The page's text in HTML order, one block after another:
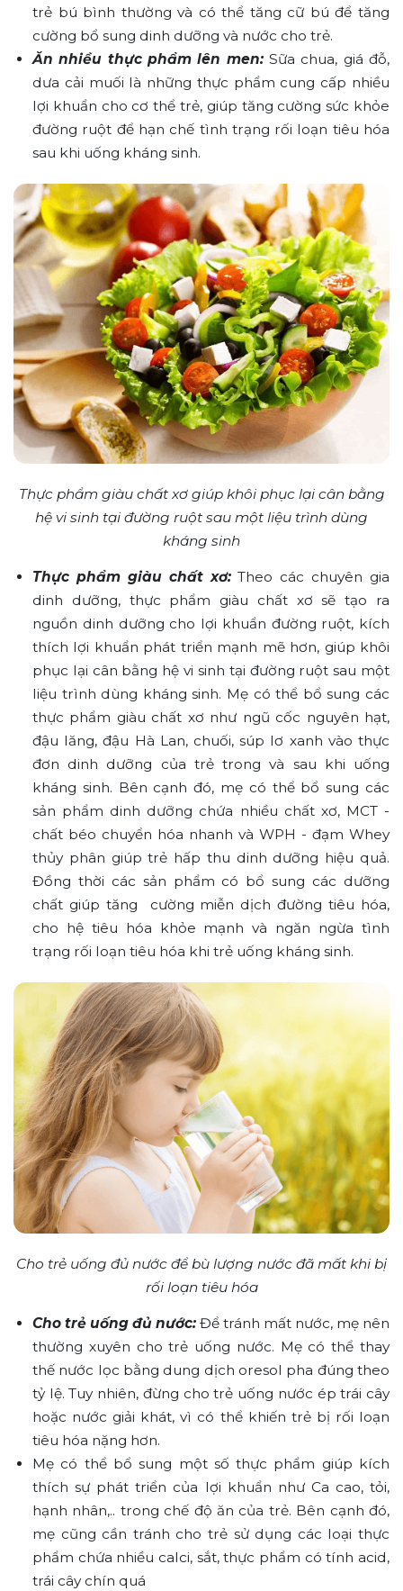
trẻ bú bình thường và có thể tăng cữ bú để tăng
cường bổ sung dinh dưỡng và nước cho trẻ.
Ăn nhiều thực phẩm lên men: Sữa chua, giá đỗ,
dưa cải muối là những thực phẩm cung cấp nhiều
lợi khuẩn cho cơ thể trẻ, giúp tăng cường sức khỏe
đường ruột để hạn chế tình trạng rối loạn tiêu hóa
sau khi uống kháng sinh.
Thực phẩm giàu chất xơ giúp khôi phục lại cân bằng
hệ vi sinh tại đường ruột sau một liệu trình dùng
kháng sinh
Thực phẩm giàu chất xơ:Theo các chuyên gia
dinh dưỡng, thực phẩm giàu chất xơ sẽ tạo ra
nguồn dinh dưỡng cho lợi khuẩn đường ruột, kích
thích lợi khuẩn phát triển mạnh mẽ hơn, giúp khôi
phục lại cân bằng hệ vi sinh tại đường ruột sau một
liệu trình dùng kháng sinh. Mẹ có thể bổ sung các
thực phẩm giàu chất xơ như ngũ cốc nguyên hạt,
đậu lăng, đậu Hà Lan, chuối, súp lơ xanh vào thực
đơn dinh dưỡng của trẻ trong và sau khi uống
kháng sinh. Bên cạnh đó, mẹ có thể bổ sung các
sản phẩm dinh dưỡng chứa nhiều chất xơ, MCT -
chất béo chuyển hóa nhanh và WPH - đạm Whey
thủy phân giúp trẻ hấp thu dinh dưỡng hiệu quả.
Đồng thời các sản phẩm có bổ sung các dưỡng
chất giúp tăng cường miễn dịch đường tiêu hóa,
cho hệ tiêu hóa khỏe mạnh và ngăn ngừa tình
trạng rối loạn tiêu hóa khi trẻ uống kháng sinh.
Cho trẻ uống đủ nước để bù lượng nước đã mất khi bị
rối loạn tiêu hóa
Cho trẻ uống đủ nước: Để tránh mất nước, mẹ nên
thường xuyên cho trẻ uống nước. Mẹ có thể thay
thế nước lọc bằng dung dịch oresol pha đúng theo
tỷ lệ. Tuy nhiên, đừng cho trẻ uống nước ép trái cây
hoặc nước giải khát, vì có thể khiến trẻ bị rối loạn
tiêu hóa nặng hơn.
Mẹ có thể bổ sung một số thực phẩm giúp kích
thích sự phát triển của lợi khuẩn như Ca cao, tỏi,
hạnh nhân,.. trong chế độ ăn của trẻ. Bên cạnh đó,
mẹ cũng cần tránh cho trẻ sử dụng các loại thực
phẩm chứa nhiều calci, sắt, thực phẩm có tính acid,
trái cây chín quá